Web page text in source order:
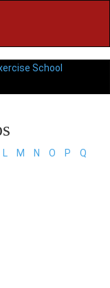
L M N O P
Q